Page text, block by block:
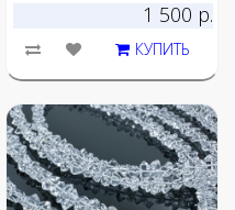
1 500 р.
КУПИТЬ